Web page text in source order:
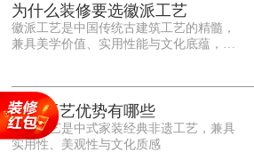
为什么装修要选徽派工艺
徽派工艺是中国传统古建筑工艺的精髓，
兼具美学价值、实用性能与文化底蕴，优
雕细琢的砖、木、石雕为特色，线条古朴
大气，意境悠远，自带东方中式雅致韵
味，耐看且不易过时。<o:p></o:p> 在工
艺品质上，徽派工艺遵循古法匠心工序，
徽派工艺优势有哪些
徽派工艺是中式家装经典非遗工艺，兼具
实用性、美观性与文化质感